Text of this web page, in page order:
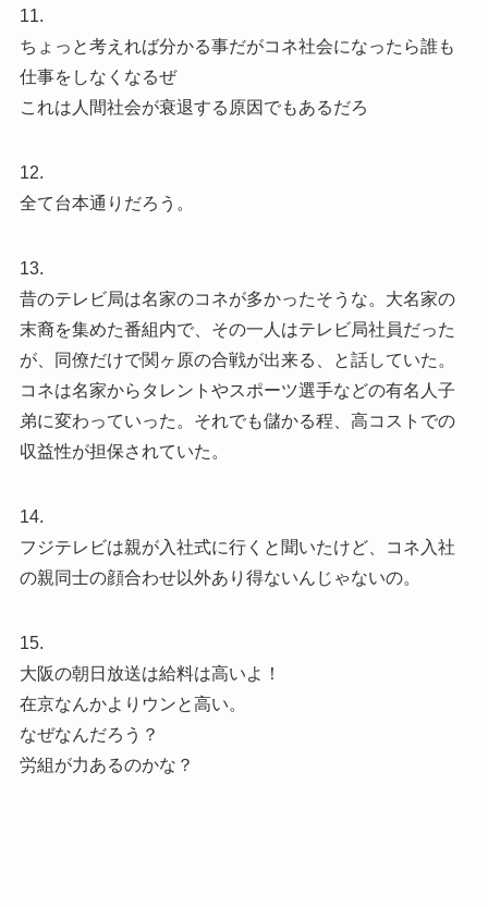
11.
ちょっと考えれば分かる事だがコネ社会になったら誰も
仕事をしなくなるぜ
これは人間社会が衰退する原因でもあるだろ
12.
全て台本通りだろう。
13.
昔のテレビ局は名家のコネが多かったそうな。大名家の
末裔を集めた番組内で、その一人はテレビ局社員だった
が、同僚だけで関ヶ原の合戦が出来る、と話していた。
コネは名家からタレントやスポーツ選手などの有名人子
弟に変わっていった。それでも儲かる程、高コストでの
収益性が担保されていた。
14.
フジテレビは親が入社式に行くと聞いたけど、コネ入社
の親同士の顔合わせ以外あり得ないんじゃないの。
15.
大阪の朝日放送は給料は高いよ！
在京なんかよりウンと高い。
なぜなんだろう？
労組が力あるのかな？